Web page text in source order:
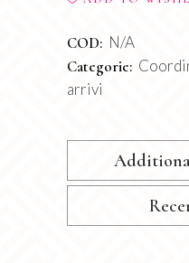
COD: N/A
Categorie:
arrivi